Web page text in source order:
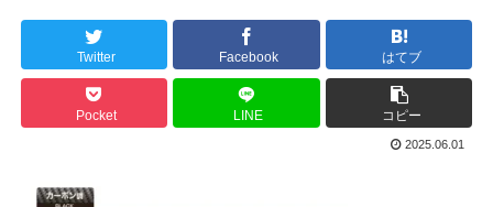
Twitter Facebook はてブ
Pocket LINE コピー
2025.06.01